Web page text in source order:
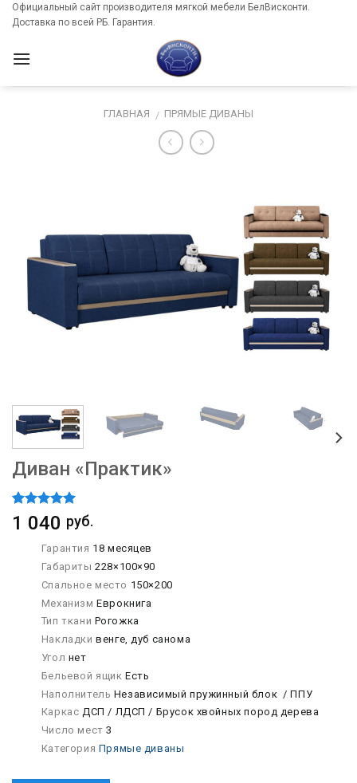
SkipОфициальный сайт производителя мягкой мебели БелВисконти.
Доставка по всей РБ. Гарантия.
ГЛАВНАЯ / ПРЯМЫЕ ДИВАНЫ
Диван «Практик»
Рейтинг
5.00из 5
на основе
опроса
1
пользователя
1 040 руб.
Гарантия 18 месяцев
Габариты 228×100×90
Спальное место 150×200
Механизм Еврокнига
Тип ткани Рогожка
Накладки венге, дуб санома
Угол нет
Бельевой ящик Есть
Наполнитель Независимый пружинный блок / ППУ
Каркас ДСП / ЛДСП / Брусок хвойных пород дерева
Число мест 3
Категория Прямые диваны